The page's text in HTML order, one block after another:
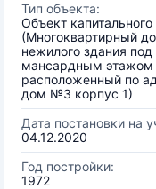
Тип объекта:
Объект
(Многоквартирный
нежилого здания
мансардным
расположенный по
дом №3 корпус 1)
Дата постановки на
04.12.2020
Год постройки:
1972